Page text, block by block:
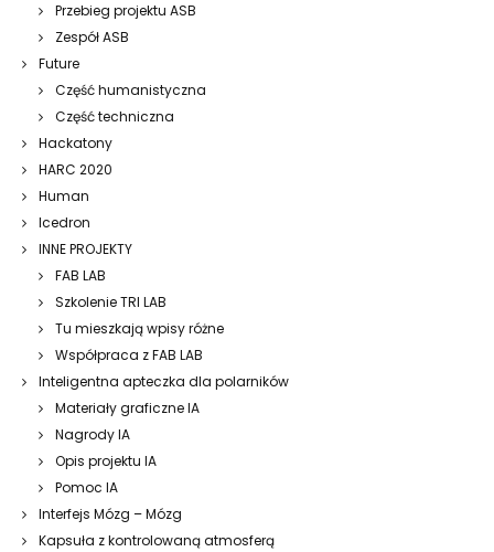
Przebieg projektu ASB
Zespół ASB
Future
Część humanistyczna
Część techniczna
Hackatony
HARC 2020
Human
Icedron
INNE PROJEKTY
FAB LAB
Szkolenie TRI LAB
Tu mieszkają wpisy różne
Współpraca z FAB LAB
Inteligentna apteczka dla polarników
Materiały graficzne IA
Nagrody IA
Opis projektu IA
Pomoc IA
Interfejs Mózg – Mózg
Kapsuła z kontrolowaną atmosferą